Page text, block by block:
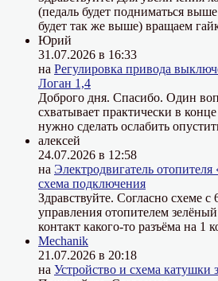
(педаль будет подниматься
будет так же выше) вращаем
Юрий
31.07.2026 в 16:33
на Регулировка привода
Логан 1,4
Доброго дня. Спасибо. Один
схватывает практически в
нужно сделать ослабить
алексей
24.07.2026 в 12:58
на Электродвигатель
схема подключения
Здравствуйте. Согласно схеме с
управления отопителем
контакт какого-то разъёма на 1
Mechanik
21.07.2026 в 20:18
на Устройство и схема катушки